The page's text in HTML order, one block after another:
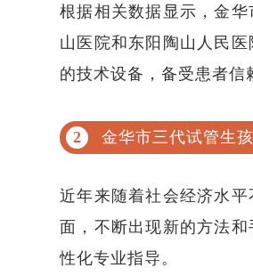
根据相关数据显示，金
山医院和东阳陶山人民
的技术设备，备受患者信
金华市三代试管生
近年来随着社会经济水
面，不断出现新的方法
性化专业指导。